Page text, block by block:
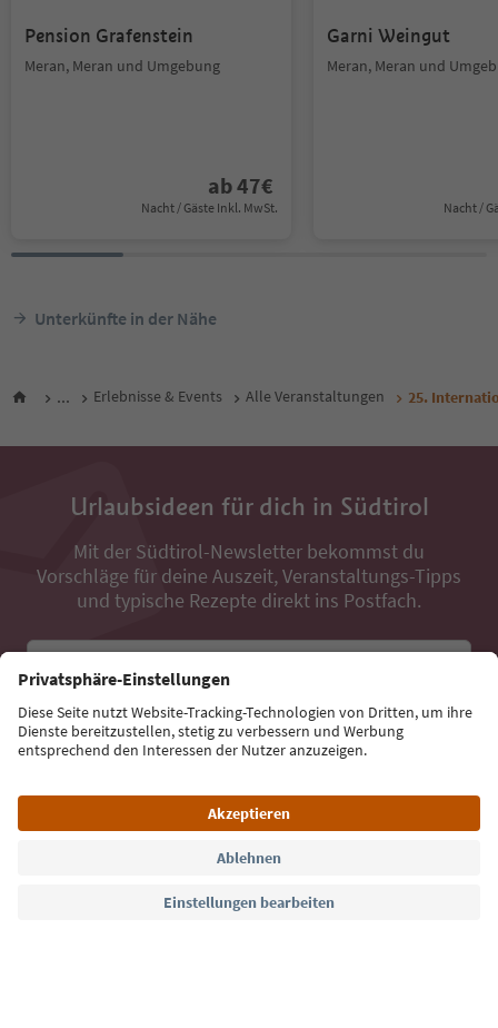
Pension Grafenstein
Meran, Meran und Umgebung
ab47€
Nacht / Gäste Inkl. MwSt.
Garni Weingut
Meran, Meran und
Nacht /
Unterkünfte in der Nähe
... Erlebnisse & Events Alle Veranstaltungen 25.
Urlaubsideen für dich in Südtirol
Mit der Südtirol-Newsletter bekommst du
Vorschläge für deine Auszeit, Veranstaltungs-Tipps
und typische Rezepte direkt ins Postfach.
Jetzt anmelden